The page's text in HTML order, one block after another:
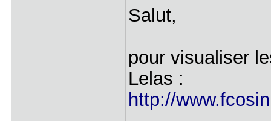
Salut,
pour visualiser
Lelas :
http://